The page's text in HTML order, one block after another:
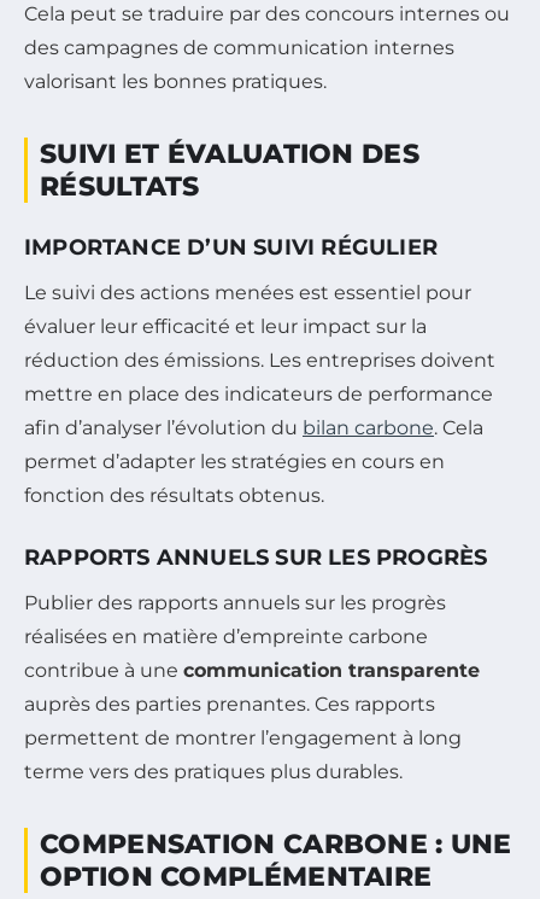
Cela peut se traduire par des concours internes ou
des campagnes de communication internes
valorisant les bonnes pratiques.
SUIVI ET ÉVALUATION DES
RÉSULTATS
IMPORTANCE D’UN SUIVI RÉGULIER
Le suivi des actions menées est essentiel pour
évaluer leur efficacité et leur impact sur la
réduction des émissions. Les entreprises doivent
mettre en place des indicateurs de performance
afin d’analyser l’évolution du bilan carbone. Cela
permet d’adapter les stratégies en cours en
fonction des résultats obtenus.
RAPPORTS ANNUELS SUR LES PROGRÈS
Publier des rapports annuels sur les progrès
réalisées en matière d’empreinte carbone
contribue à une communication transparente
auprès des parties prenantes. Ces rapports
permettent de montrer l’engagement à long
terme vers des pratiques plus durables.
COMPENSATION CARBONE : UNE
OPTION COMPLÉMENTAIRE